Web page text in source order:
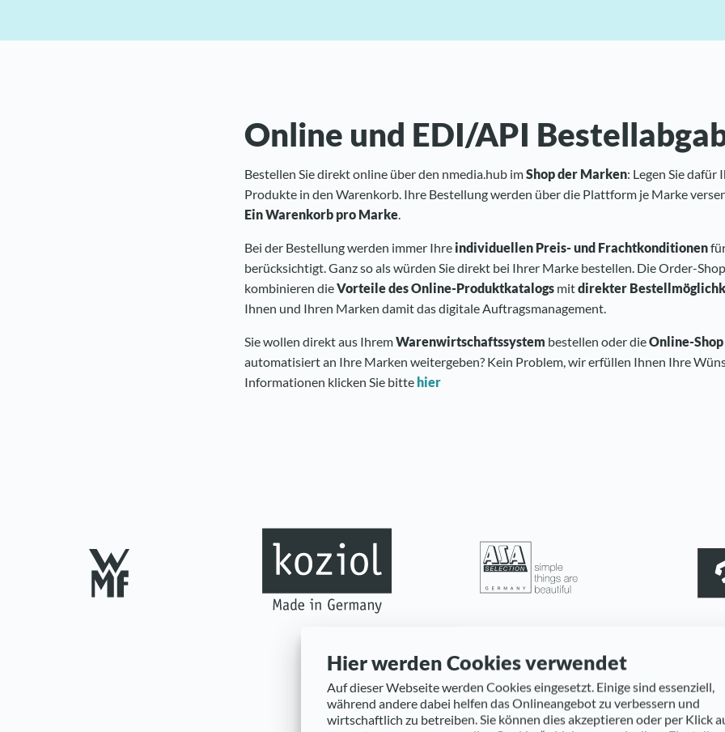
Online und EDI/API
Bestellen Sie direkt online über den nmedia.hub imShop der Marken: Legen Sie dafür
Produkte in den Warenkorb. Ihre Bestellung werden über die Plattform je Marke
Ein Warenkorb pro Marke.
Bei der Bestellung werden immer Ihreindividuellen Preis- und Frachtkonditionen
berücksichtigt. Ganz so als würden Sie direkt bei Ihrer Marke bestellen. Die Order-
kombinieren dieVorteile des Online-Produktkatalogs mitdirekter
Ihnen und Ihren Marken damit das digitale Auftragsmanagement.
Sie wollen direkt aus IhremWarenwirtschaftssystem bestellen oder dieOnline-Shop
automatisiert an Ihre Marken weitergeben? Kein Problem, wir erfüllen Ihnen Ihre
Informationen klicken Sie bitte hier
Hier werden Cookies verwendet
Auf dieser Webseite werden Cookies eingesetzt. Einige sind essenziell,
während andere dabei helfen das Onlineangebot zu verbessern und
wirtschaftlich zu betreiben. Sie können dies akzeptieren oder per Klick